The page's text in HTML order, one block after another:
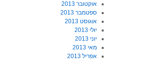
אוקטובר 2013
ספטמבר 2013
אוגוסט 2013
יולי 2013
יוני 2013
מאי 2013
אפריל 2013